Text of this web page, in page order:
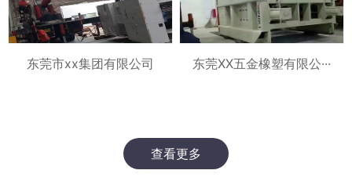
东莞市xx集团有限公司 东莞XX五金橡塑有限公···
查看更多